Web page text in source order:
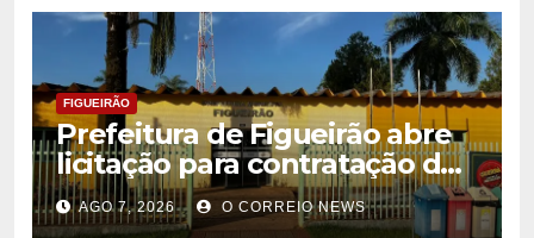
FIGUEIRÃO
Prefeitura de Figueirão abre
licitação para contratação de
estrutura de eventos
AGO 7, 2026 O CORREIO NEWS